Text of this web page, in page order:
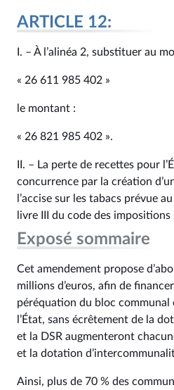
ARTICLE 12:
I. – À l’alinéa 2, substituer au
« 26 611 985 402 »
le montant :
« 26 821 985 402 ».
II. – La perte de recettes pour
concurrence par la création
l’accise sur les tabacs prévue
livre III du code des
Exposé sommaire
Cet amendement propose
millions d’euros, afin de
péréquation du bloc communal
l’État, sans écrêtement de la
et la DSR augmenteront
et la dotation
Ainsi, plus de 70 % des